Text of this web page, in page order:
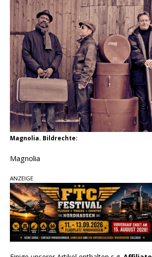
täglich rund 10.000 Leser
Magnolia. Bildrechte:
Magnolia
ANZEIGE